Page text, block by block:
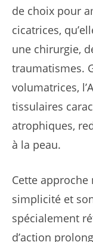
de choix pour
cicatrices,
une chirurgie,
traumatismes.
volumatrices,
tissulaires
atrophiques,
à la peau.
Cette
simplicité et
spécialement
d’action